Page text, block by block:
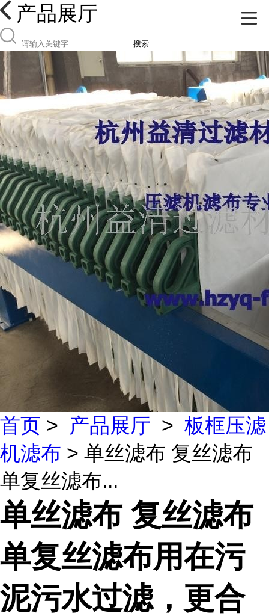
产品展厅
搜索
首页 > 产品展厅 > 板框压滤
机滤布 > 单丝滤布 复丝滤布
单复丝滤布...
单丝滤布 复丝滤布
单复丝滤布用在污
泥污水过滤，更合